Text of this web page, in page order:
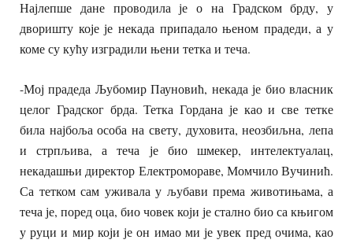
Најлепше дане проводила је о на Градском брду, у
дворишту које је некада припадало њеном прадеди, а у
коме су кућу изградили њени тетка и теча.
-Мој прадеда Љубомир Пауновић, некада је био власник
целог Градског брда. Тетка Гордана је као и све тетке
била најбоља особа на свету, духовита, неозбиљна, лепа
и стрпљива, а теча је био шмекер, интелектуалац,
некадашњи директор Електромораве, Момчило Вучинић.
Са тетком сам уживала у љубави према животињама, а
теча је, поред оца, био човек који је стално био са књигом
у руци и мир који је он имао ми је увек пред очима, као